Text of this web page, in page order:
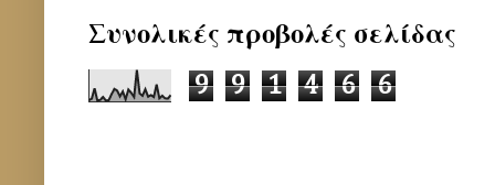
Συνολικές προβολές σελίδας
9 9 1 4 6 6